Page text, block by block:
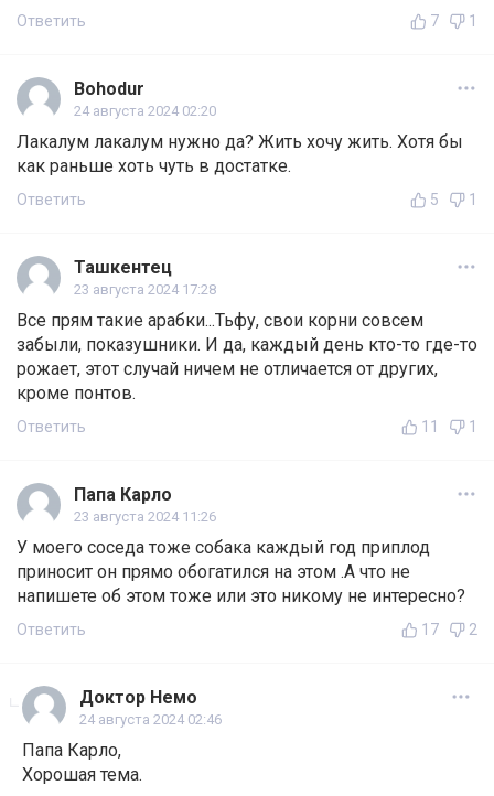
Ответить 7 1
Bohodur
24 августа 2024 02:20
Лакалум лакалум нужно да? Жить хочу жить. Хотя бы
как раньше хоть чуть в достатке.
Ответить 5 1
Ташкентец
23 августа 2024 17:28
Все прям такие арабки...Тьфу, свои корни совсем
забыли, показушники. И да, каждый день кто-то где-то
рожает, этот случай ничем не отличается от других,
кроме понтов.
Ответить 11 1
Папа Карло
23 августа 2024 11:26
У моего соседа тоже собака каждый год приплод
приносит он прямо обогатился на этом .А что не
напишете об этом тоже или это никому не интересно?
Ответить 17 2
Доктор Немо
24 августа 2024 02:46
Папа Карло,
Хорошая тема.